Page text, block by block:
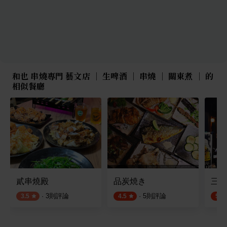
和也 串燒專門 藝文店 ｜ 生啤酒 ｜ 串燒 ｜ 關東煮 ｜ 的
相似餐廳
貳串燒殿
3.5 · 3則評論
品炭焼き
4.5 · 5則評論
三
5.0